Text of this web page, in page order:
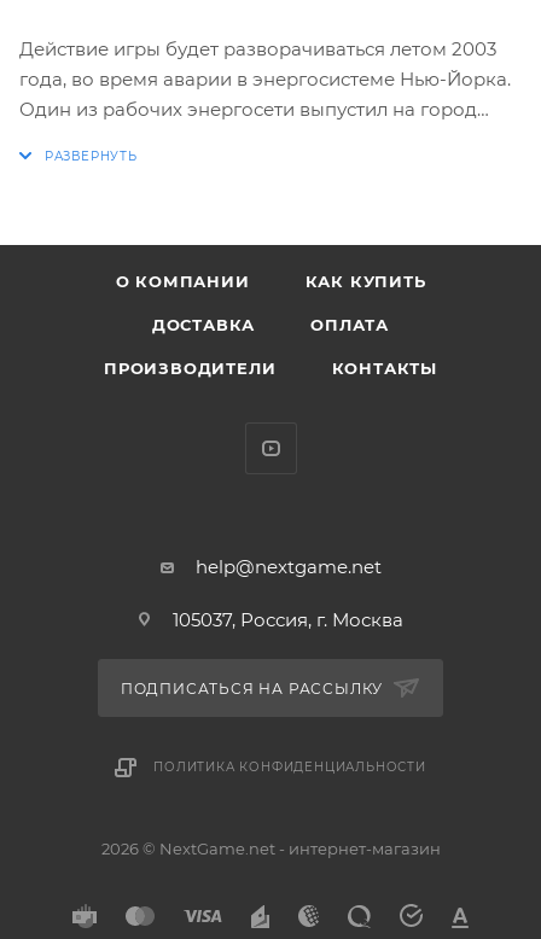
Действие игры будет разворачиваться летом 2003
года, во время аварии в энергосистеме Нью-Йорка.
Один из рабочих энергосети выпустил на город
данных. Игрокам предстоит управлять целой
системой наблюдений и использовать компьютер,
товары и гарантируем их работоспособность. На б/у
у-изданиях игр могут отсутствовать коды бонусных
О КОМПАНИИ КАК КУПИТЬ
ДОСТАВКА ОПЛАТА
ПРОИЗВОДИТЕЛИ КОНТАКТЫ
help@nextgame.net
105037, Россия, г. Москва
ПОДПИСАТЬСЯ НА РАССЫЛКУ
ПОЛИТИКА КОНФИДЕНЦИАЛЬНОСТИ
2026 © NextGame.net - интернет-магазин